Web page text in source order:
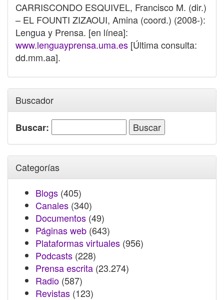
CARRISCONDO ESQUIVEL, Francisco M. (dir.)
– EL FOUNTI ZIZAOUI, Amina (coord.) (2008-):
Lengua y Prensa. [en línea]:
www.lenguayprensa.uma.es [Última consulta:
dd.mm.aa].
Buscador
Buscar:
Categorías
Blogs (405)
Canales (340)
Documentos (49)
Páginas web (643)
Plataformas virtuales (956)
Podcasts (228)
Prensa escrita (23.274)
Radio (587)
Revistas (123)